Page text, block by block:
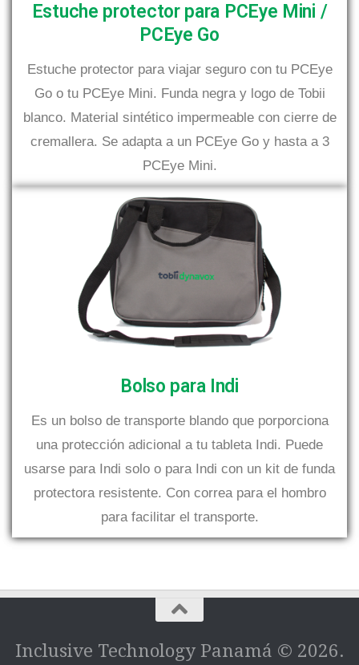
Estuche protector para PCEye Mini /
PCEye Go
Estuche protector para viajar seguro con tu PCEye
Go o tu PCEye Mini. Funda negra y logo de Tobii
blanco. Material sintético impermeable con cierre de
cremallera. Se adapta a un PCEye Go y hasta a 3
PCEye Mini.
Bolso para Indi
Es un bolso de transporte blando que porporciona
una protección adicional a tu tableta Indi. Puede
usarse para Indi solo o para Indi con un kit de funda
protectora resistente. Con correa para el hombro
para facilitar el transporte.
Inclusive Technology Panamá © 2026.